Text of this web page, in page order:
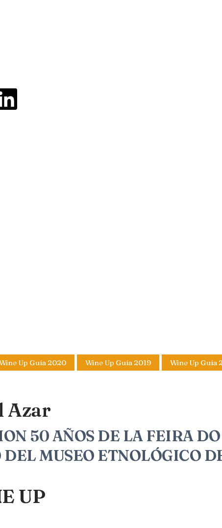
Up Guía 2020 Wine Up Guía 2019 Wine Up Guía
Azar
50 AÑOS DE LA FEIRA
DEL MUSEO ETNOLÓGICO
UP